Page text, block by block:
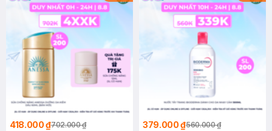
418.000 ₫702.000 ₫ 379.000 ₫560.000 ₫